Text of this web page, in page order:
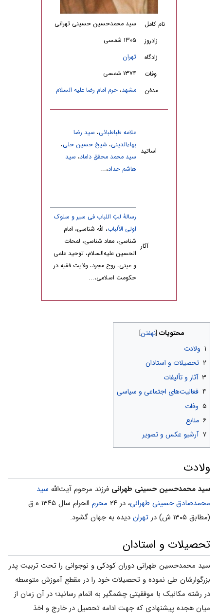
نام کامل
سید محمدحسین حسینى تهرانى
زادروز
۱۳۰۵ شمسی
زادگاه
تهران
وفات
۱۳۷۴ شمسی
مدفن
مشهد، حرم امام رضا علیه السلام
اساتید
علامه طباطبائی، سید رضا
بهاء‌الدینى، شیخ حسین حلى،
سید محمد محقق داماد، سید
هاشم حداد،...
آثار
رسالۀ لبّ اللباب فی سیر و سلوک
اولى الألباب، اللّه شناسى، امام
شناسى، معاد شناسى، لمحات
الحسین‌ علیه‌السلام، توحید علمى
و عینى، روح مجرد، ولایت فقیه در
حکومت اسلامى،...
محتویات
۱ ولادت
۲ تحصیلات و استادان
۳ آثار و تألیفات
۴ فعالیت‎‌های اجتماعی و سیاسی
۵ وفات
۶ منابع
۷ آرشیو عکس و تصویر
ولادت
سید محمدحسین حسینى طهرانى فرزند مرحوم آیت‌الله سید
محمدصادق حسینى طهرانى، در ۲۴ محرم
الحرام سال ۱۳۴۵ ه.ق
(مطابق ۱۳۰۵ ش) در
تهران دیده به جهان گشود.
تحصیلات و استادان
سید محمدحسین طهرانى دوران کودکى و نوجوانى را تحت تربیت پدر
بزرگوارشان طى نموده و تحصیلات خود را در مقطع آموزش متوسطه
در رشته مکانیک با موفقیتى چشمگیر به اتمام رسانید؛ در آن زمان از
میان هجده پیشنهادى که جهت ادامه تحصیل در خارج و اخذ